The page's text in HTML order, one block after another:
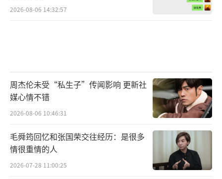
2026-08-06 14:32:57
周杰伦未受“私生子”传闻影响 更新社
媒心情不错
2026-08-06 10:46:31
毛舜筠回忆和张国荣交往经历：是很多
情很重情的人
2026-07-28 11:00:25